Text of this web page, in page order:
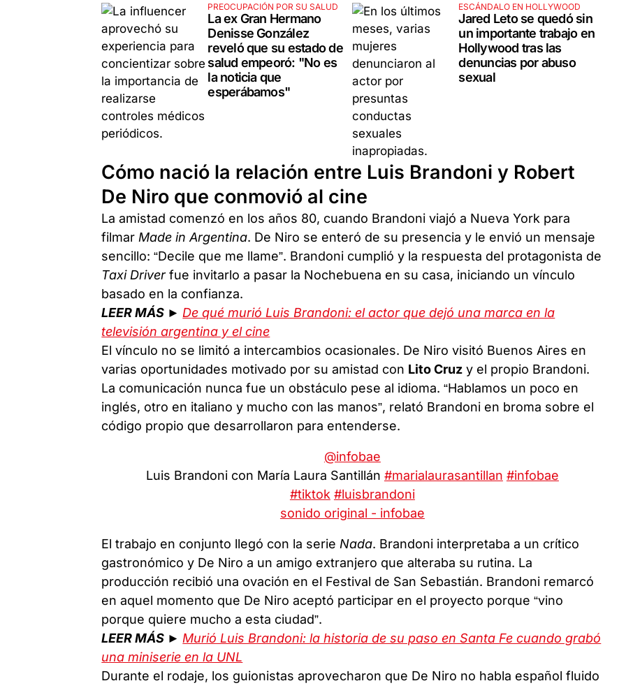
PREOCUPACIÓN POR SU SALUD
La ex Gran Hermano
Denisse González
reveló que su estado de
salud empeoró: "No es
la noticia que
esperábamos"
ESCÁNDALO EN HOLLYWOOD
Jared Leto se quedó sin
un importante trabajo en
Hollywood tras las
denuncias por abuso
sexual
Cómo nació la relación entre Luis Brandoni y Robert
De Niro que conmovió al cine
La amistad comenzó en los años 80, cuando Brandoni viajó a Nueva York para
filmar Made in Argentina. De Niro se enteró de su presencia y le envió un mensaje
sencillo: “Decile que me llame”. Brandoni cumplió y la respuesta del protagonista de
Taxi Driverfue invitarlo a pasar la Nochebuena en su casa, iniciando un vínculo
basado en la confianza.
LEER MÁS ► De qué murió Luis Brandoni: el actor que dejó una marca en la
televisión argentina y el cine
El vínculo no se limitó a intercambios ocasionales. De Niro visitó Buenos Aires en
varias oportunidades motivado por su amistad con Lito Cruz y el propio Brandoni.
La comunicación nunca fue un obstáculo pese al idioma. “Hablamos un poco en
inglés, otro en italiano y mucho con las manos”, relató Brandoni en broma sobre el
código propio que desarrollaron para entenderse.
@infobae
Luis Brandoni con María Laura Santillán #marialaurasantillan #infobae
#tiktok #luisbrandoni
sonido original - infobae
El trabajo en conjunto llegó con la serie Nada. Brandoni interpretaba a un crítico
gastronómico y De Niro a un amigo extranjero que alteraba su rutina. La
producción recibió una ovación en el Festival de San Sebastián. Brandoni remarcó
en aquel momento que De Niro aceptó participar en el proyecto porque “vino
porque quiere mucho a esta ciudad”.
LEER MÁS ► Murió Luis Brandoni: la historia de su paso en Santa Fe cuando grabó
una miniserie en la UNL
Durante el rodaje, los guionistas aprovecharon que De Niro no habla español fluido